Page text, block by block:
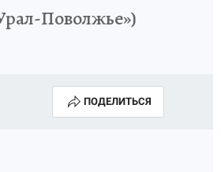
Поволжье»)
ПОДЕЛИТЬСЯ